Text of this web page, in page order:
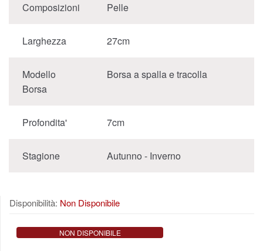
Composizioni Pelle
Larghezza 27cm
Modello
Borsa
Borsa a spalla e tracolla
Profondita' 7cm
Stagione Autunno - Inverno
Disponibilità: Non Disponibile
NON DISPONIBILE